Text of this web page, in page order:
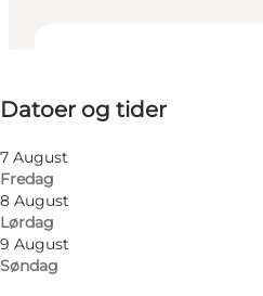
Datoer og tider
7 August
Fredag
8 August
Lørdag
9 August
Søndag
Besøg hjemmeside